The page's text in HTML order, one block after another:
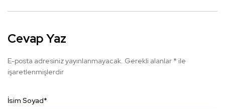
Cevap Yaz
E-posta adresiniz yayınlanmayacak. Gerekli alanlar * ile
işaretlenmişlerdir
İsim Soyad*